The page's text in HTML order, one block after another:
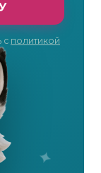
с политикой